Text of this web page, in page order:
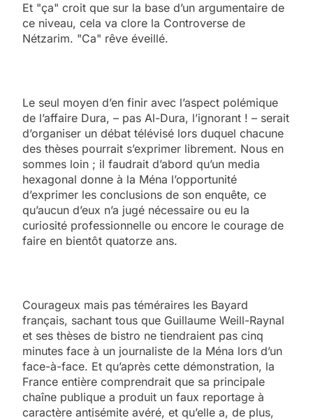
Et "ça" croit que sur la base d’un argumentaire de
ce niveau, cela va clore la Controverse de
Nétzarim. "Ca" rêve éveillé.
Le seul moyen d’en finir avec l’aspect polémique
de l’affaire Dura, – pas Al-Dura, l’ignorant ! – serait
d’organiser un débat télévisé lors duquel chacune
des thèses pourrait s’exprimer librement. Nous en
sommes loin ; il faudrait d’abord qu’un media
hexagonal donne à la Ména l’opportunité
d’exprimer les conclusions de son enquête, ce
qu’aucun d’eux n’a jugé nécessaire ou eu la
curiosité professionnelle ou encore le courage de
faire en bientôt quatorze ans.
Courageux mais pas téméraires les Bayard
français, sachant tous que Guillaume Weill-Raynal
et ses thèses de bistro ne tiendraient pas cinq
minutes face à un journaliste de la Ména lors d’un
face-à-face. Et qu’après cette démonstration, la
France entière comprendrait que sa principale
chaîne publique a produit un faux reportage à
caractère antisémite avéré, et qu’elle a, de plus,